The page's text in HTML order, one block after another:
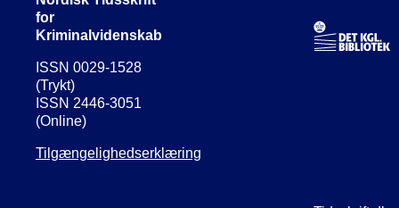
for
Kriminalvidenskab
ISSN 0029-1528
(Trykt)
ISSN 2446-3051
(Online)
Tilgængelighedserklæring